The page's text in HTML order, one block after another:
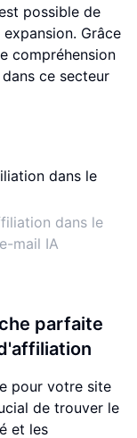
possible de
Grâce
compréhension
ce secteur
dans le
mail IA
parfaite
pour votre site
de trouver le
et les